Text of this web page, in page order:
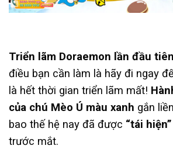
Triển lãm Doraemon lần đầu
điều bạn cần làm là hãy đi ngay
là hết thời gian triển lãm mất!
của chú Mèo Ú màu xanh gắn
bao thế hệ nay đã được “tái hiện”
trước mắt.